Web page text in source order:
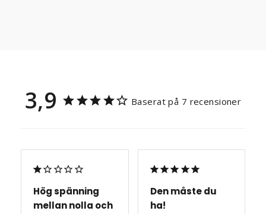
3,9 Baserat på 7 recensioner
Hög spänning
mellan nolla och
Den måste du
ha!